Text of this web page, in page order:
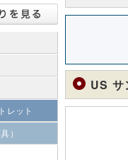
US
レット
）